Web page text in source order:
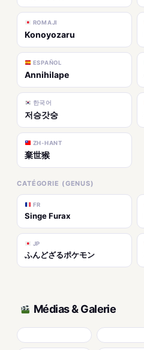
ROMAJI
Konoyozaru
ESPAÑOL
Annihilape
한국어
저승갓숭
ZH-HANT
棄世猴
CATÉGORIE (GENUS)
FR
Singe Furax
JP
ふんどざるポケモン
Médias & Galerie